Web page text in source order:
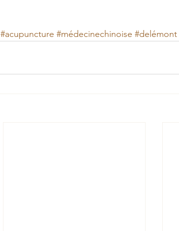
#acupuncture #médecinechinoise #delémont